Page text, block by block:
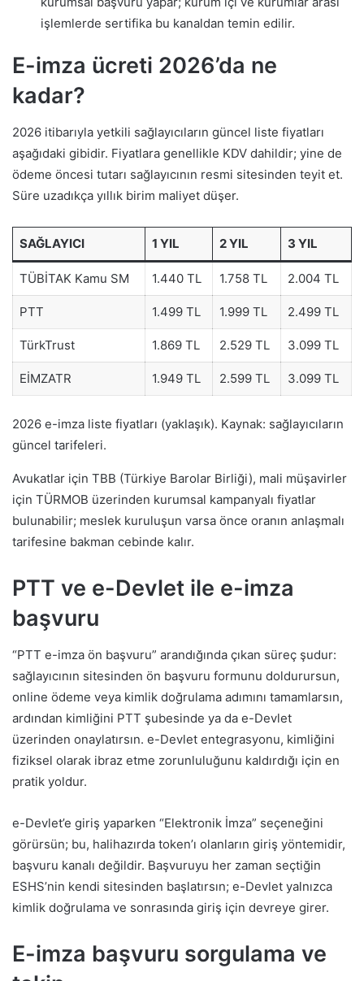
işlemlerde sertifika bu kanaldan temin edilir.
E-imza ücreti 2026’da ne
kadar?
2026 itibarıyla yetkili sağlayıcıların güncel liste fiyatları
aşağıdaki gibidir. Fiyatlara genellikle KDV dahildir; yine de
ödeme öncesi tutarı sağlayıcının resmi sitesinden teyit et.
Süre uzadıkça yıllık birim maliyet düşer.
SAĞLAYICI 1 YIL 2 YIL 3 YIL
TÜBİTAK Kamu SM 1.440 TL 1.758 TL 2.004 TL
PTT 1.499 TL 1.999 TL 2.499 TL
TürkTrust 1.869 TL 2.529 TL 3.099 TL
EİMZATR 1.949 TL 2.599 TL 3.099 TL
2026 e-imza liste fiyatları (yaklaşık). Kaynak: sağlayıcıların
güncel tarifeleri.
Avukatlar için TBB (Türkiye Barolar Birliği), mali müşavirler
için TÜRMOB üzerinden kurumsal kampanyalı fiyatlar
bulunabilir; meslek kuruluşun varsa önce oranın anlaşmalı
tarifesine bakman cebinde kalır.
PTT ve e-Devlet ile e-imza
başvuru
“PTT e-imza ön başvuru” arandığında çıkan süreç şudur:
sağlayıcının sitesinden ön başvuru formunu doldurursun,
online ödeme veya kimlik doğrulama adımını tamamlarsın,
ardından kimliğini PTT şubesinde ya da e-Devlet
üzerinden onaylatırsın. e-Devlet entegrasyonu, kimliğini
fiziksel olarak ibraz etme zorunluluğunu kaldırdığı için en
pratik yoldur.
e-Devlet’e giriş yaparken “Elektronik İmza” seçeneğini
görürsün; bu, halihazırda token’ı olanların giriş yöntemidir,
başvuru kanalı değildir. Başvuruyu her zaman seçtiğin
ESHS’nin kendi sitesinden başlatırsın; e-Devlet yalnızca
kimlik doğrulama ve sonrasında giriş için devreye girer.
E-imza başvuru sorgulama ve